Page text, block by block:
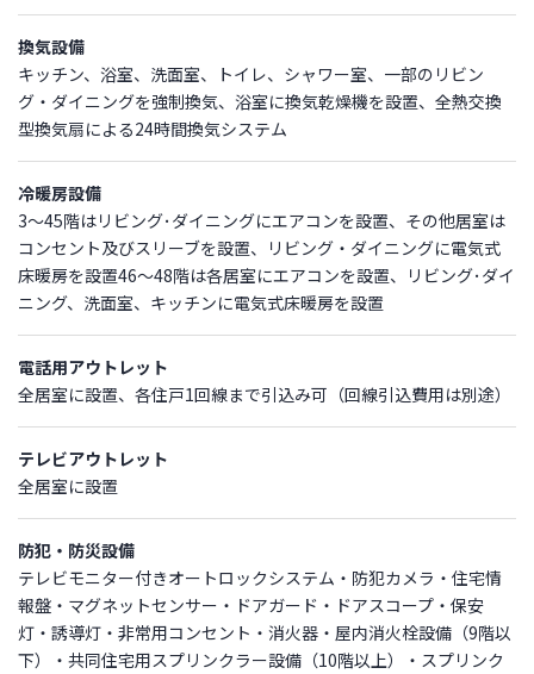
換気設備
キッチン、浴室、洗面室、トイレ、シャワー室、一部のリビン
グ・ダイニングを強制換気、浴室に換気乾燥機を設置、全熱交換
型換気扇による24時間換気システム
冷暖房設備
3～45階はリビング･ダイニングにエアコンを設置、その他居室は
コンセント及びスリーブを設置、リビング・ダイニングに電気式
床暖房を設置46～48階は各居室にエアコンを設置、リビング･ダイ
ニング、洗面室、キッチンに電気式床暖房を設置
電話用アウトレット
全居室に設置、各住戸1回線まで引込み可（回線引込費用は別途）
テレビアウトレット
全居室に設置
防犯・防災設備
テレビモニター付きオートロックシステム・防犯カメラ・住宅情
報盤・マグネットセンサー・ドアガード・ドアスコープ・保安
灯・誘導灯・非常用コンセント・消火器・屋内消火栓設備（9階以
下）・共同住宅用スプリンクラー設備（10階以上）・スプリンク